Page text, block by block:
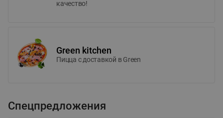
качество!
Green kitchen
Пицца c доставкой в Green
Спецпредложения